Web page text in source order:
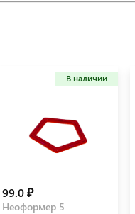
В наличии
99.0 ₽
Неоформер 5